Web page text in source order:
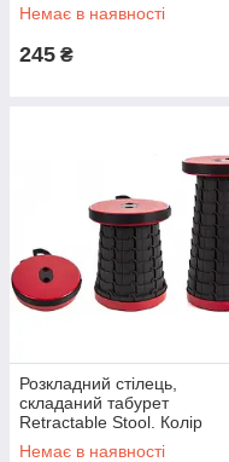
Немає в наявності
245 ₴
Розкладний стілець,
складаний табурет
Retractable Stool. Колір
червоний JY-78
Немає в наявності